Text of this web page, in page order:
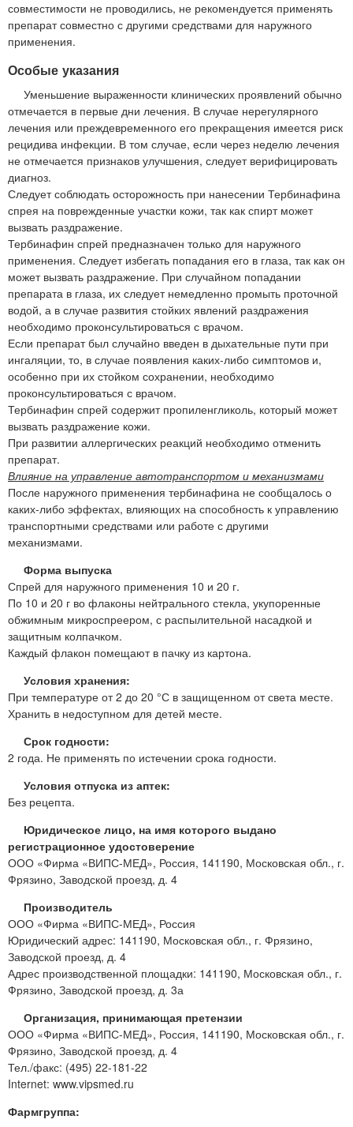
совместимости не проводились, не рекомендуется применять
препарат совместно с другими средствами для наружного
применения.
Особые указания
Уменьшение выраженности клинических проявлений обычно
отмечается в первые дни лечения. В случае нерегулярного
лечения или преждевременного его прекращения имеется риск
рецидива инфекции. В том случае, если через неделю лечения
не отмечается признаков улучшения, следует верифицировать
диагноз.
Следует соблюдать осторожность при нанесении Тербинафина
спрея на поврежденные участки кожи, так как спирт может
вызвать раздражение.
Тербинафин спрей предназначен только для наружного
применения. Следует избегать попадания его в глаза, так как он
может вызвать раздражение. При случайном попадании
препарата в глаза, их следует немедленно промыть проточной
водой, а в случае развития стойких явлений раздражения
необходимо проконсультироваться с врачом.
Если препарат был случайно введен в дыхательные пути при
ингаляции, то, в случае появления каких-либо симптомов и,
особенно при их стойком сохранении, необходимо
проконсультироваться с врачом.
Тербинафин спрей содержит пропиленгликоль, который может
вызвать раздражение кожи.
При развитии аллергических реакций необходимо отменить
препарат.
Влияние на управление автотранспортом и механизмами
После наружного применения тербинафина не сообщалось о
каких-либо эффектах, влияющих на способность к управлению
транспортными средствами или работе с другими
механизмами.
Форма выпуска
Спрей для наружного применения 10 и 20 г.
По 10 и 20 г во флаконы нейтрального стекла, укупоренные
обжимным микроспреером, с распылительной насадкой и
защитным колпачком.
Каждый флакон помещают в пачку из картона.
Условия хранения:
При температуре от 2 до 20 °С в защищенном от света месте.
Хранить в недоступном для детей месте.
Срок годности:
2 года. Не применять по истечении срока годности.
Условия отпуска из аптек:
Без рецепта.
Юридическое лицо, на имя которого выдано
регистрационное удостоверение
ООО «Фирма «ВИПС-МЕД», Россия, 141190, Московская обл., г.
Фрязино, Заводской проезд, д. 4
Производитель
ООО «Фирма «ВИПС-МЕД», Россия
Юридический адрес: 141190, Московская обл., г. Фрязино,
Заводской проезд, д. 4
Адрес производственной площадки: 141190, Московская обл., г.
Фрязино, Заводской проезд, д. 3а
Организация, принимающая претензии
ООО «Фирма «ВИПС-МЕД», Россия, 141190, Московская обл., г.
Фрязино, Заводской проезд, д. 4
Тел./факс: (495) 22-181-22
Internet: www.vipsmed.ru
Фармгруппа: